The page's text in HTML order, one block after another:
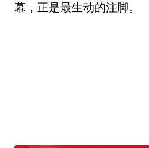
幕，正是最生动的注脚。